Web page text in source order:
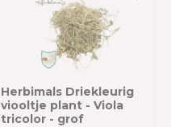
Herbimals Driekleurig
viooltje plant - Viola
tricolor - grof